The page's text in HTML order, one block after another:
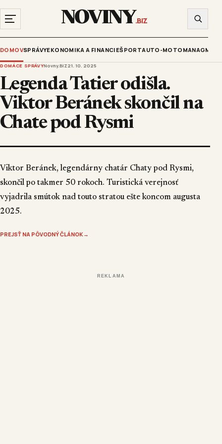
NOVINY.BIZ
DOMOVSPRÁVYEKONOMIKA A FINANCIEŠPORTAUTO-MOTO
DOMÁCE SPRÁVYNovny.BIZ21. 10. 2025
Legenda Tatier odišla.
Viktor Beránek skončil na
Chate pod Rysmi
Viktor Beránek, legendárny chatár Chaty pod Rysmi,
skončil po takmer 50 rokoch. Turistická verejnosť
vyjadrila smútok nad touto stratou ešte koncom augusta
2025.
PREJSŤ NA PÔVODNÝ ČLÁNOK →
REKLAMA